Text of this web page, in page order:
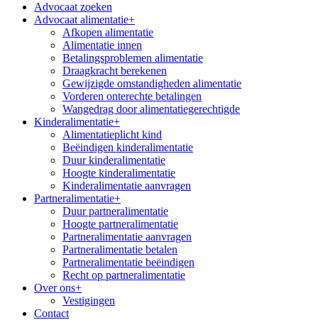
Advocaat zoeken
Advocaat alimentatie+
Afkopen alimentatie
Alimentatie innen
Betalingsproblemen alimentatie
Draagkracht berekenen
Gewijzigde omstandigheden alimentatie
Vorderen onterechte betalingen
Wangedrag door alimentatiegerechtigde
Kinderalimentatie+
Alimentatieplicht kind
Beëindigen kinderalimentatie
Duur kinderalimentatie
Hoogte kinderalimentatie
Kinderalimentatie aanvragen
Partneralimentatie+
Duur partneralimentatie
Hoogte partneralimentatie
Partneralimentatie aanvragen
Partneralimentatie betalen
Partneralimentatie beëindigen
Recht op partneralimentatie
Over ons+
Vestigingen
Contact